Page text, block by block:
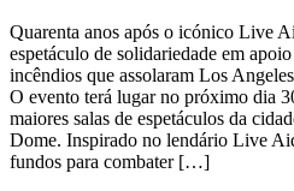
Quarenta anos após o icónico Live
espetáculo de solidariedade em
incêndios que assolaram Los
O evento terá lugar no próximo dia
maiores salas de espetáculos da
Dome. Inspirado no lendário Live
fundos para combater […]